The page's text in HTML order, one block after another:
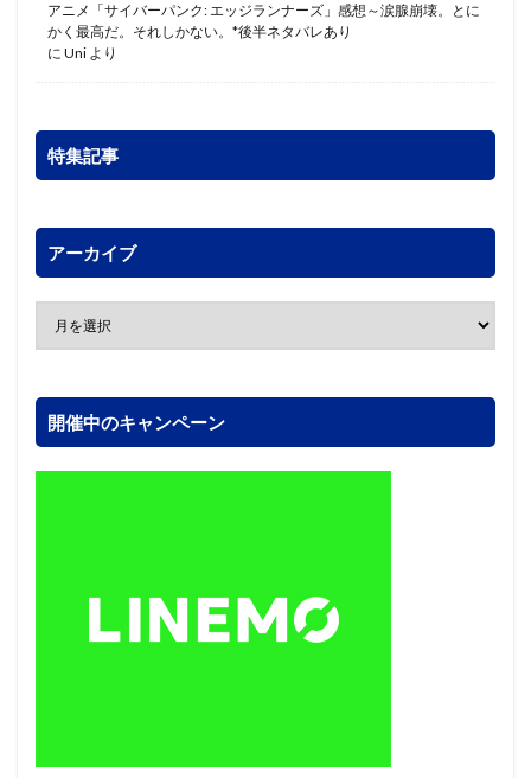
アニメ「サイバーパンク: エッジランナーズ」感想～涙腺崩壊。とに
かく最高だ。それしかない。*後半ネタバレあり
に Uni より
特集記事
アーカイブ
開催中のキャンペーン